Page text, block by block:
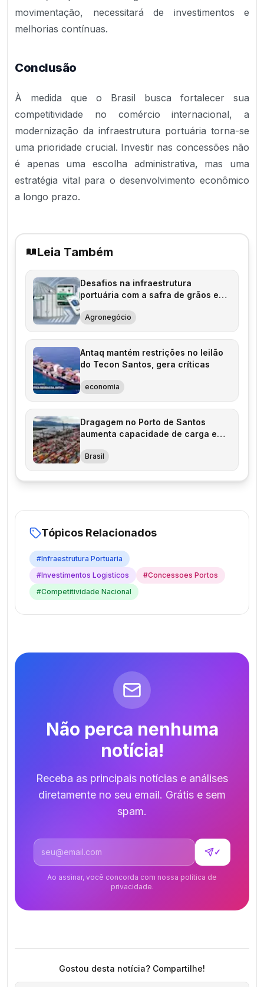
movimentação, necessitará de investimentos e
melhorias contínuas.
Conclusão
À medida que o Brasil busca fortalecer sua
competitividade no comércio internacional, a
modernização da infraestrutura portuária torna-se
uma prioridade crucial. Investir nas concessões não
é apenas uma escolha administrativa, mas uma
estratégia vital para o desenvolvimento econômico
a longo prazo.
Leia Também
Desafios na infraestrutura
portuária com a safra de grãos em
Agronegócio
Antaq mantém restrições no leilão
do Tecon Santos, gera críticas
economia
Dragagem no Porto de Santos
aumenta capacidade de carga em
Brasil
Tópicos Relacionados
#Infraestrutura Portuaria
#Investimentos Logisticos #Concessoes Portos
#Competitividade Nacional
Não perca nenhuma
notícia!
Receba as principais notícias e análises
diretamente no seu email. Grátis e sem
spam.
Endereço de email
✓
Ao assinar, você concorda com nossa política de
privacidade.
Gostou desta notícia? Compartilhe!